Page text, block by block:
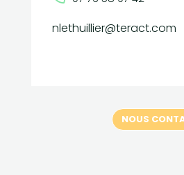
nlethuillier@teract.com
NOUS